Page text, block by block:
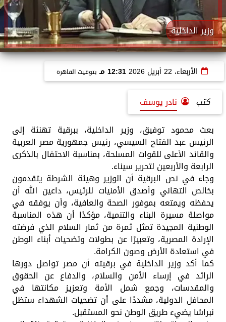
وزير الداخلية
الأربعاء، 22 أبريل 2026 12:31 مـ بتوقيت القاهرة
كتب
نادر يوسف
بعث محمود توفيق، وزير الداخلية، ببرقية تهنئة إلى
الرئيس عبد الفتاح السيسي، رئيس جمهورية مصر العربية
والقائد الأعلى للقوات المسلحة، بمناسبة الاحتفال بالذكرى
الرابعة والأربعين لتحرير سيناء.
وجاء في نص البرقية أن الوزير وهيئة الشرطة يتقدمون
بخالص التهاني وأصدق الأمنيات للرئيس، داعين الله أن
يحفظه ويمتعه بموفور الصحة والعافية، وأن يوفقه في
مواصلة مسيرة البناء والتنمية، مؤكدًا أن هذه المناسبة
الوطنية المجيدة تمثل ثمرة من ثمار السلام الذي فرضته
الإرادة المصرية، وتعبيرًا عن بطولات وتضحيات أبناء الوطن
في استعادة الأرض وصون الكرامة.
كما أكد وزير الداخلية في برقيته أن مصر تواصل دورها
الرائد في إرساء الأمن والسلام، والدفاع عن الحقوق
والمقدسات، وجمع شمل الأمة وتعزيز مكانتها في
المحافل الدولية، مشددًا على أن تضحيات الشهداء ستظل
نبراسًا يضيء طريق الوطن نحو المستقبل.